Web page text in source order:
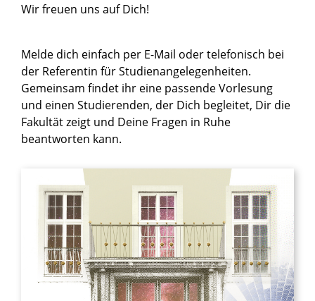
Wir freuen uns auf Dich!
Melde dich einfach per E-Mail oder telefonisch bei
der Referentin für Studienangelegenheiten.
Gemeinsam findet ihr eine passende Vorlesung
und einen Studierenden, der Dich begleitet, Dir die
Fakultät zeigt und Deine Fragen in Ruhe
beantworten kann.